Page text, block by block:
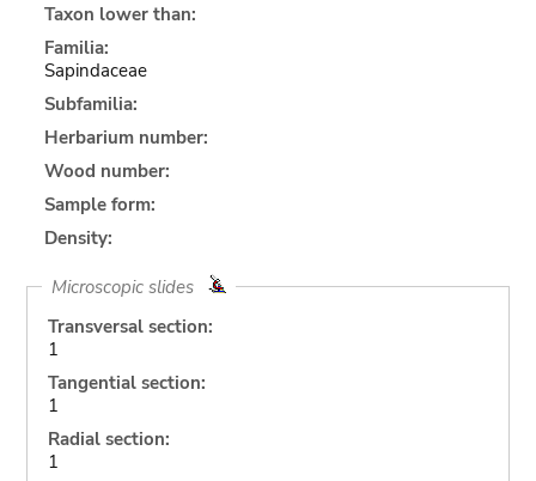
Taxon lower than:
Familia:
Sapindaceae
Subfamilia:
Herbarium number:
Wood number:
Sample form:
Density:
Microscopic slides
Transversal section:
1
Tangential section:
1
Radial section:
1